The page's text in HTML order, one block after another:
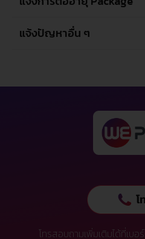
แจ้งปัญหาอื่น ๆ
โทรสอบถามเพิ่มเติมได้ที่เบอร์: